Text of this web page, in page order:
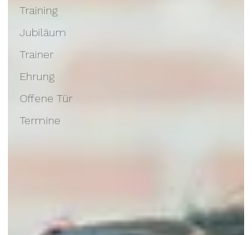
Training
Jubiläum
Trainer
Ehrung
Offene Tür
Termine